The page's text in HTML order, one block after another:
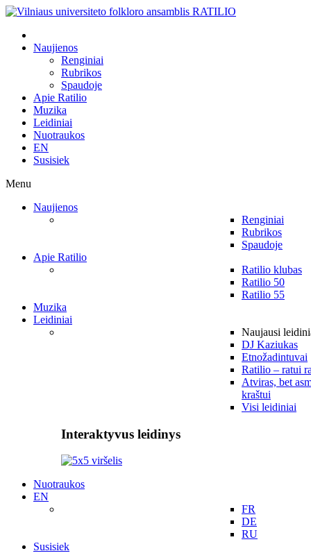
Naujienos
Renginiai
Rubrikos
Spaudoje
Apie Ratilio
Muzika
Leidiniai
Nuotraukos
EN
Susisiek
Menu
Naujienos
Renginiai
Rubrikos
Spaudoje
Apie Ratilio
Ratilio klubas
Ratilio 50
Ratilio 55
Muzika
Leidiniai
Naujausi
DJ Kaziukas
Etnožadintuvai
Ratilio – ratui
Atviras, bet
kraštui
Visi leidiniai
Interaktyvus leidinys
Nuotraukos
EN
FR
DE
RU
Susisiek